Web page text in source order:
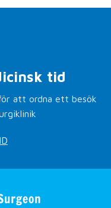
tid
att ordna ett besök